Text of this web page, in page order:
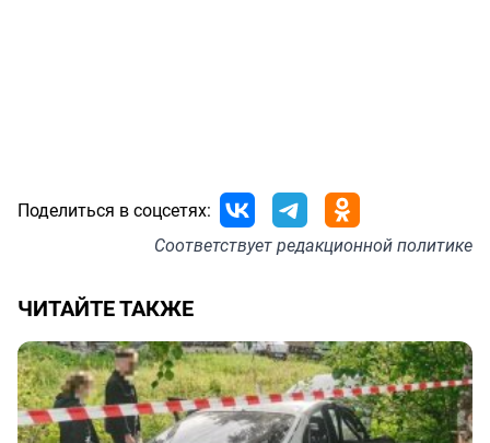
Поделиться в соцсетях:
Соответствуетредакционной политике
ЧИТАЙТЕ ТАКЖЕ